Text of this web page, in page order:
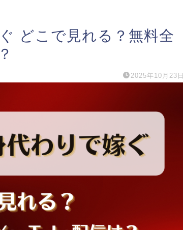
どこで見れる？無料全
2025年10月23日